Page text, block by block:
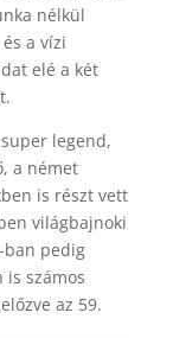
nélkül
a vízi
elé a két
legend,
a német
is részt vett
világbajnoki
ban pedig
számos
az 59.